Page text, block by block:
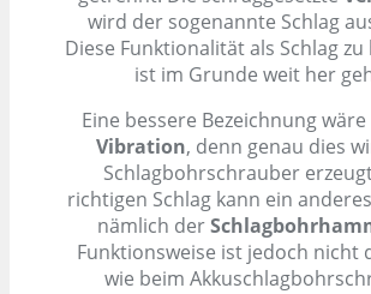
wird der sogenannte Schlag
Diese Funktionalität als Schlag zu
ist im Grunde weit her
Eine bessere Bezeichnung
Vibration, denn genau dies
Schlagbohrschrauber
richtigen Schlag kann ein
nämlich der
Funktionsweise ist jedoch nicht
wie beim